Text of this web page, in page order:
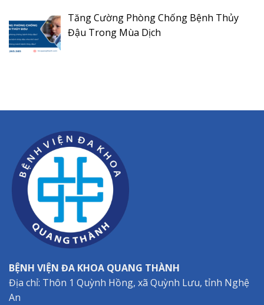
Tăng Cường Phòng Chống Bệnh Thủy
Đậu Trong Mùa Dịch
BỆNH VIỆN ĐA KHOA QUANG THÀNH
Địa chỉ: Thôn 1 Quỳnh Hồng, xã Quỳnh Lưu, tỉnh Nghệ
An